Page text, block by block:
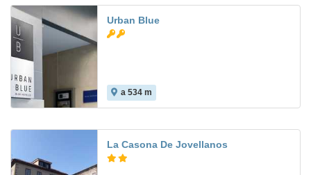
Urban Blue
a 534 m
La Casona De Jovellanos